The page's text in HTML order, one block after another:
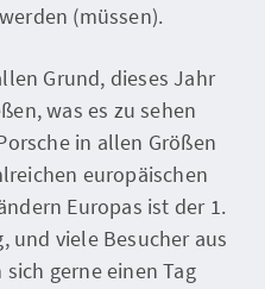
(müssen).
Grund, dieses Jahr
was es zu sehen
in allen Größen
europäischen
Europas ist der 1.
und viele Besucher aus
gerne einen Tag